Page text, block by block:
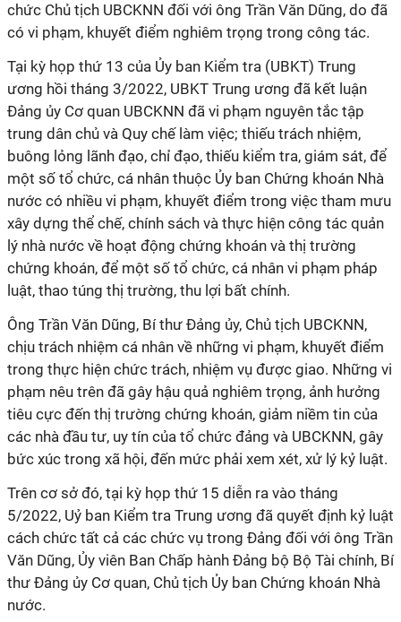
chức Chủ tịch UBCKNN đối với ông Trần Văn Dũng, do đã
có vi phạm, khuyết điểm nghiêm trọng trong công tác.
Tại kỳ họp thứ 13 của Ủy ban Kiểm tra (UBKT) Trung
ương hồi tháng 3/2022, UBKT Trung ương đã kết luận
Đảng ủy Cơ quan UBCKNN đã vi phạm nguyên tắc tập
trung dân chủ và Quy chế làm việc; thiếu trách nhiệm,
buông lỏng lãnh đạo, chỉ đạo, thiếu kiểm tra, giám sát, để
một số tổ chức, cá nhân thuộc Ủy ban Chứng khoán Nhà
nước có nhiều vi phạm, khuyết điểm trong việc tham mưu
xây dựng thể chế, chính sách và thực hiện công tác quản
lý nhà nước về hoạt động chứng khoán và thị trường
chứng khoán, để một số tổ chức, cá nhân vi phạm pháp
luật, thao túng thị trường, thu lợi bất chính.
Ông Trần Văn Dũng, Bí thư Đảng ủy, Chủ tịch UBCKNN,
chịu trách nhiệm cá nhân về những vi phạm, khuyết điểm
trong thực hiện chức trách, nhiệm vụ được giao. Những vi
phạm nêu trên đã gây hậu quả nghiêm trọng, ảnh hưởng
tiêu cực đến thị trường chứng khoán, giảm niềm tin của
các nhà đầu tư, uy tín của tổ chức đảng và UBCKNN, gây
bức xúc trong xã hội, đến mức phải xem xét, xử lý kỷ luật.
Trên cơ sở đó, tại kỳ họp thứ 15 diễn ra vào tháng
5/2022, Uỷ ban Kiểm tra Trung ương đã quyết định kỷ luật
cách chức tất cả các chức vụ trong Đảng đối với ông Trần
Văn Dũng, Ủy viên Ban Chấp hành Đảng bộ Bộ Tài chính, Bí
thư Đảng ủy Cơ quan, Chủ tịch Ủy ban Chứng khoán Nhà
nước.